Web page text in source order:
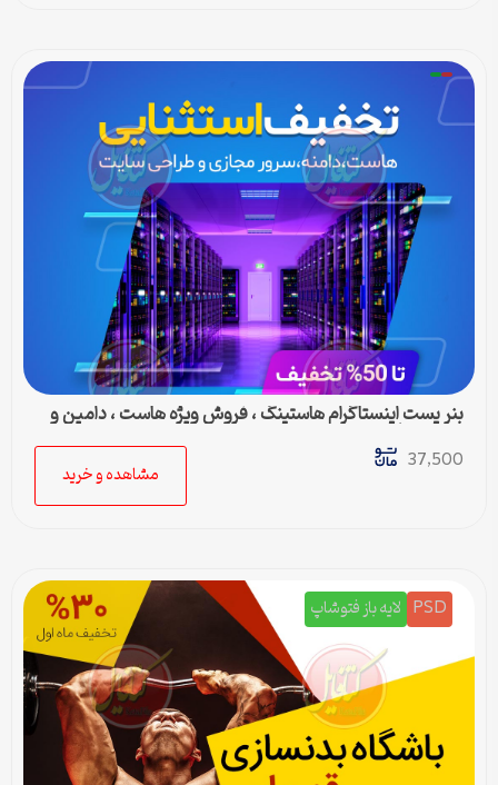
بنر پست اینستاگرام هاستینگ ، فروش ویژه هاست ، دامین و
سرور مجازی
37,500
مشاهده و خرید
PSD لایه باز فتوشاپ